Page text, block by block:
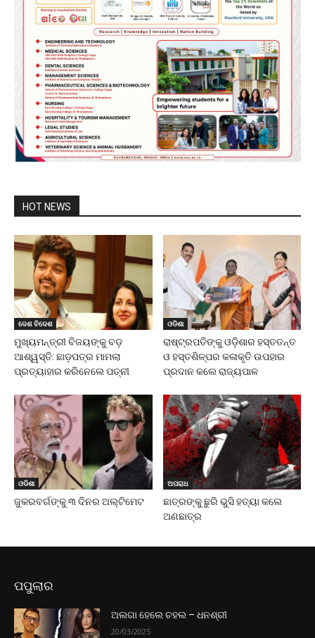
HOT NEWS
ଦେଶ ବିଦେଶ
ମୁଖ୍ୟମନ୍ତ୍ରୀ ବିଜୟଙ୍କୁ ବଡ଼
ଆଶ୍ୱସ୍ତି: ଛାଡ଼ପତ୍ର ମାମଲା
ପ୍ରତ୍ୟାହାର କରିନେଲେ ପତ୍ନୀ
ଓଡିଶା
ରାଷ୍ଟ୍ରପତିଙ୍କୁ ଓଡ଼ିଶାର ହସ୍ତତନ୍ତ
ଓ ହସ୍ତଶିଳ୍ପର କଳାକୃତି ଉପହାର
ପ୍ରଦାନ କଲେ ରାଜ୍ୟପାଳ
ଓଡିଶା
ଜୁକରବର୍ଗଙ୍କୁ ୩ ଦିନର ଅଲ୍ଟିମେଟ
ଅପରାଧ
ଛାତ୍ରଙ୍କୁ ଛୁରି ଭୁସି ହତ୍ୟା କଲେ
ଅଣଛାତ୍ର
ପପୁଲାର
ଅଲଗା ହେଲେ ଚହଲ – ଧନଶ୍ରୀ
20/03/2025